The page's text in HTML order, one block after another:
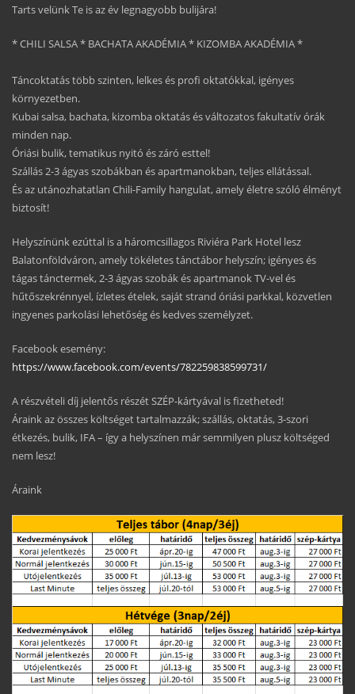
Tarts velünk Te is az év legnagyobb bulijára!
* CHILI SALSA * BACHATA AKADÉMIA * KIZOMBA AKADÉMIA *
Táncoktatás több szinten, lelkes és profi oktatókkal, igényes
környezetben.
Kubai salsa, bachata, kizomba oktatás és változatos fakultatív órák
minden nap.
Óriási bulik, tematikus nyitó és záró esttel!
Szállás 2-3 ágyas szobákban és apartmanokban, teljes ellátással.
És az utánozhatatlan Chili-Family hangulat, amely életre szóló élményt
biztosít!
Helyszínünk ezúttal is a háromcsillagos Riviéra Park Hotel lesz
Balatonföldváron, amely tökéletes tánctábor helyszín; igényes és
tágas tánctermek, 2-3 ágyas szobák és apartmanok TV-vel és
hűtőszekrénnyel, ízletes ételek, saját strand óriási parkkal, közvetlen
ingyenes parkolási lehetőség és kedves személyzet.
Facebook esemény:
https://www.facebook.com/events/782259838599731/
A részvételi díj jelentős részét SZÉP-kártyával is fizetheted!
Áraink az összes költséget tartalmazzák; szállás, oktatás, 3-szori
étkezés, bulik, IFA – így a helyszínen már semmilyen plusz költséged
nem lesz!
Áraink